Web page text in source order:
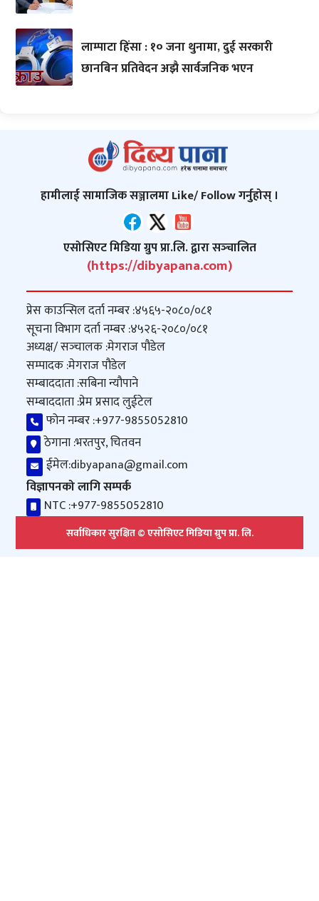
लाम्पाटा हिंसा : १० जना थुनामा, दुई सरकारी
छानबिन प्रतिवेदन अझै सार्वजनिक भएन
हामीलाई सामाजिक सञ्जालमा Like/ Follow गर्नुहोस् ।
एसोसिएट मिडिया ग्रुप प्रा.लि. द्वारा सञ्‍चालित
(https://dibyapana.com)
प्रेस काउन्सिल दर्ता नम्बर :४५६५-२०८०/०८१
सूचना विभाग दर्ता नम्बर :४५२६-२०८०/०८१
अध्यक्ष/ सञ्‍चालक :मेगराज पौडेल
सम्पादक :मेगराज पौडेल
सम्बाददाता :सबिना न्यौपाने
सम्बाददाता :प्रेम प्रसाद लुईटेल
फोन नम्बर :+977-9855052810
ठेगाना :भरतपुर, चितवन
ईमेल:dibyapana@gmail.com
विज्ञापनको लागि सम्पर्क
NTC :+977-9855052810
सर्वाधिकार सुरक्षित © एसोसिएट मिडिया ग्रुप प्रा. लि.